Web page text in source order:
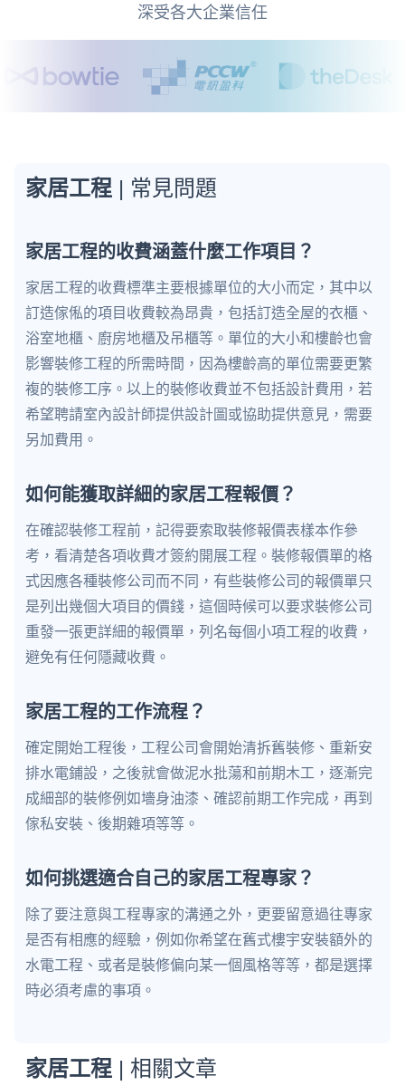
深受各大企業信任
家居工程 | 常見問題
家居工程的收費涵蓋什麼工作項目？
家居工程的收費標準主要根據單位的大小而定，其中以
訂造傢俬的項目收費較為昂貴，包括訂造全屋的衣櫃、
浴室地櫃、廚房地櫃及吊櫃等。單位的大小和樓齡也會
影響裝修工程的所需時間，因為樓齡高的單位需要更繁
複的裝修工序。以上的裝修收費並不包括設計費用，若
希望聘請室內設計師提供設計圖或協助提供意見，需要
另加費用。
如何能獲取詳細的家居工程報價？
在確認裝修工程前，記得要索取裝修報價表樣本作參
考，看清楚各項收費才簽約開展工程。裝修報價單的格
式因應各種裝修公司而不同，有些裝修公司的報價單只
是列出幾個大項目的價錢，這個時候可以要求裝修公司
重發一張更詳細的報價單，列名每個小項工程的收費，
避免有任何隱藏收費。
家居工程的工作流程？
確定開始工程後，工程公司會開始清拆舊裝修、重新安
排水電鋪設，之後就會做泥水批蕩和前期木工，逐漸完
成細部的裝修例如墻身油漆、確認前期工作完成，再到
傢私安裝、後期雜項等等。
如何挑選適合自己的家居工程專家？
除了要注意與工程專家的溝通之外，更要留意過往專家
是否有相應的經驗，例如你希望在舊式樓宇安裝額外的
水電工程、或者是裝修偏向某一個風格等等，都是選擇
時必須考慮的事項。
家居工程 | 相關文章